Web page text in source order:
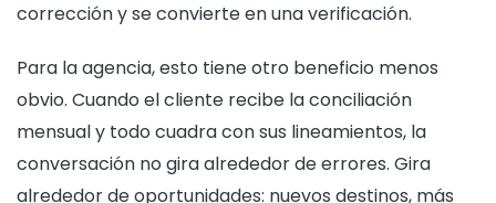
corrección y se convierte en una verificación.
Para la agencia, esto tiene otro beneficio menos
obvio. Cuando el cliente recibe la conciliación
mensual y todo cuadra con sus lineamientos, la
conversación no gira alrededor de errores. Gira
alrededor de oportunidades: nuevos destinos, más